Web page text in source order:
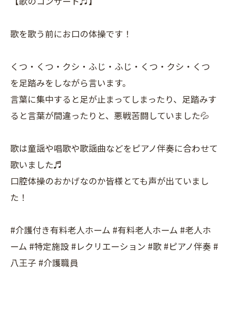
歌を歌う前にお口の体操です！
くつ・くつ・クシ・ふじ・ふじ・くつ・クシ・くつ
を足踏みをしながら言います。
言葉に集中すると足が止まってしまったり、足踏みす
ると言葉が間違ったりと、悪戦苦闘していました💦
歌は童謡や唱歌や歌謡曲などをピアノ伴奏に合わせて
歌いました♬
口腔体操のおかげなのか皆様とても声が出ていまし
た！
#介護付き有料老人ホーム #有料老人ホーム #老人ホ
ーム #特定施設 #レクリエーション #歌 #ピアノ伴奏 #
八王子 #介護職員